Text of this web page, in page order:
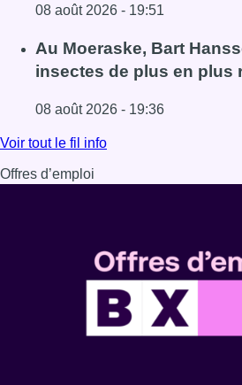
08 août 2026 - 19:51
Lire l'article Un nouveau club de
Au Moeraske, Bart
insectes de plus en plus
08 août 2026 - 19:36
Lire l'article Au Moeraske, Bart
Voir tout le fil info
Offres d’emploi